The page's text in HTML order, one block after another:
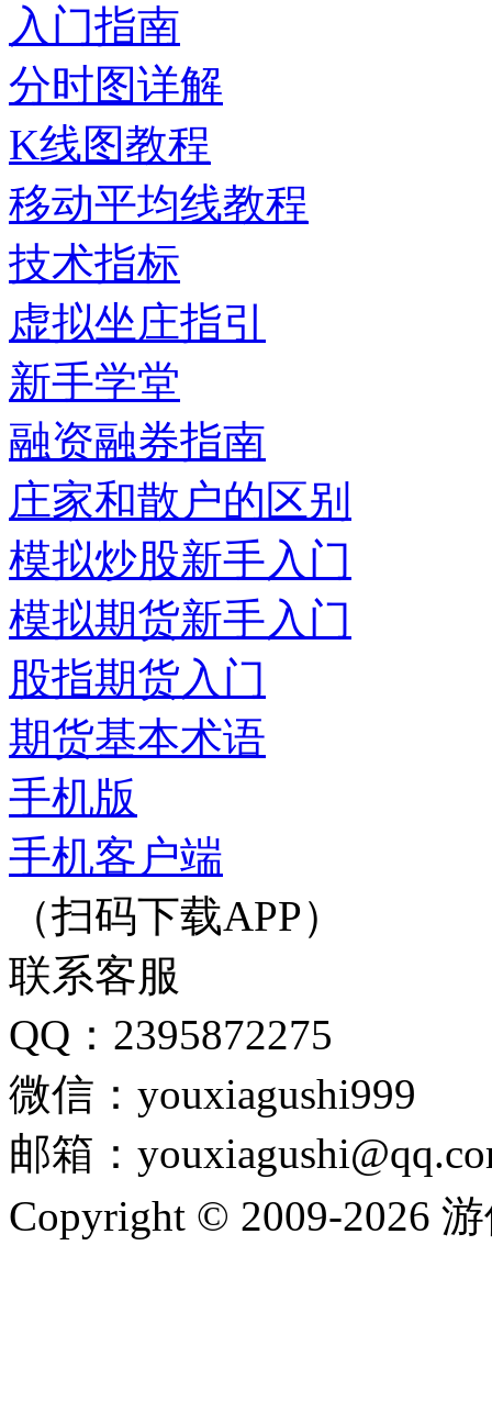
入门指南
分时图详解
K线图教程
移动平均线教程
技术指标
虚拟坐庄指引
新手学堂
融资融券指南
庄家和散户的区别
模拟炒股新手入门
模拟期货新手入门
股指期货入门
期货基本术语
手机版
手机客户端
（扫码下载APP）
联系客服
QQ：2395872275
微信：youxiagushi999
邮箱：
Copyright © 2009-2026